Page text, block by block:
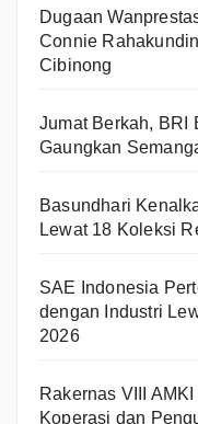
Dugaan
Connie
Cibinong
Jumat Berkah, BRI
Gaungkan
Basundhari
Lewat 18 Koleksi
SAE Indonesia
dengan Industri
2026
Rakernas VIII
Koperasi dan